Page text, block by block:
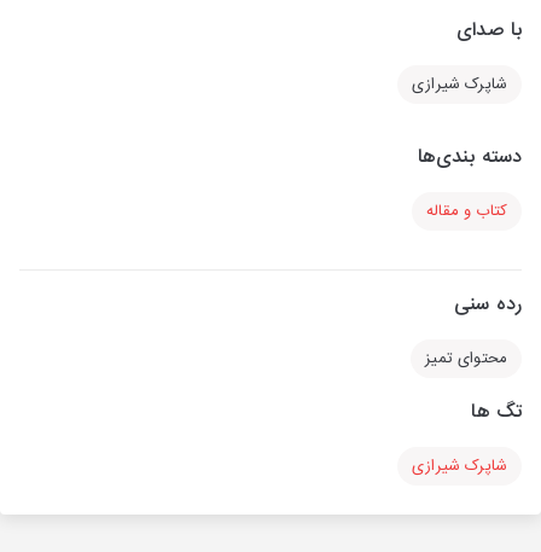
با صدای
شاپرک شیرازی
دسته بندی‌ها
کتاب و مقاله
رده سنی
محتوای تمیز
تگ ها
شاپرک شیرازی